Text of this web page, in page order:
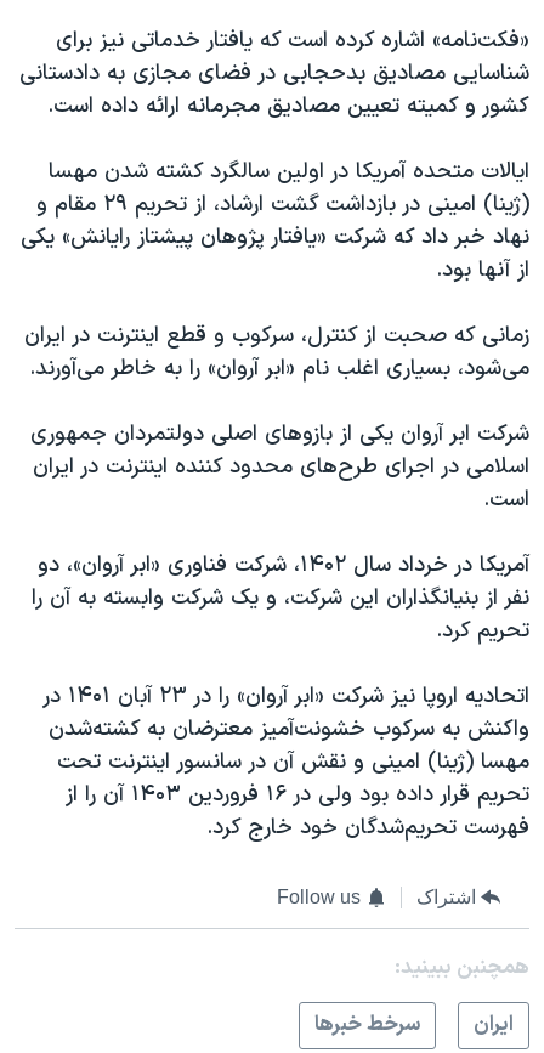
«فکت‌نامه» اشاره کرده است که یافتار خدماتی نیز برای
شناسایی مصادیق بدحجابی در فضای مجازی به دادستانی
کشور و کمیته تعیین مصادیق مجرمانه ارائه داده است.
ایالات متحده آمریکا در اولین سالگرد کشته شدن مهسا
(ژینا) امینی در بازداشت گشت ارشاد، از تحریم ٢٩ مقام و
نهاد خبر داد که شرکت «یافتار پژوهان پیشتاز رایانش» یکی
از آنها بود.
زمانی که صحبت از کنترل، سرکوب و قطع اینترنت در ایران
می‌شود، بسیاری اغلب نام «ابر آروان» را به خاطر می‌آورند.
شرکت ابر آروان یکی از بازوهای اصلی دولتمردان جمهوری
اسلامی در اجرای طرح‌های محدود کننده اینترنت در ایران
است.
آمریکا در خرداد سال ۱۴۰٢، شرکت فناوری «ابر آروان»، دو
نفر از بنیانگذاران این شرکت، و یک شرکت وابسته به آن را
تحریم کرد.
اتحادیه اروپا نیز شرکت «ابر آروان» را در ٢٣ آبان ۱۴۰۱ در
واکنش به سرکوب خشونت‌آمیز معترضان به کشته‌شدن
مهسا (ژینا) امینی و نقش آن در سانسور اینترنت تحت
تحریم قرار داده بود ولی در ۱۶ فروردین ۱۴۰۳ آن را از
فهرست تحریم‌شدگان خود خارج کرد.
اشتراک Follow us
همچنبن ببینید:
ايران
سرخط خبرها